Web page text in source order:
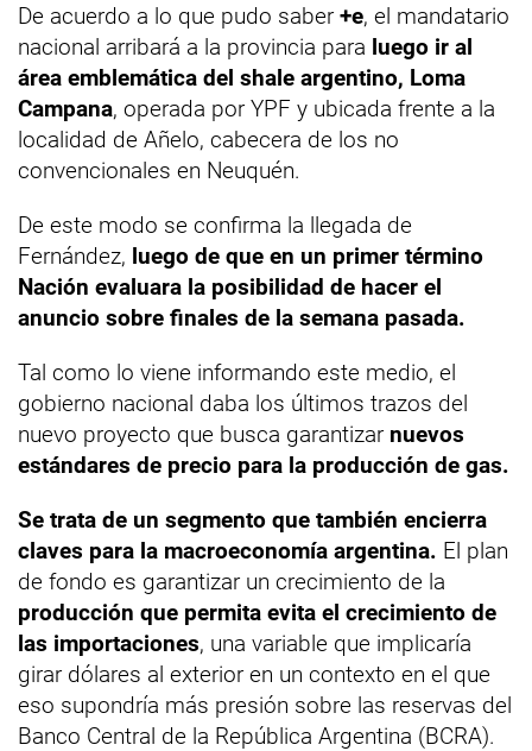
De acuerdo a lo que pudo saber +e, el mandatario
nacional arribará a la provincia para luego ir al
área emblemática del shale argentino, Loma
Campana, operada por YPF y ubicada frente a la
localidad de Añelo, cabecera de los no
convencionales en Neuquén.
De este modo se confirma la llegada de
Fernández, luego de que en un primer término
Nación evaluara la posibilidad de hacer el
anuncio sobre finales de la semana pasada.
Tal como lo viene informando este medio, el
gobierno nacional daba los últimos trazos del
nuevo proyecto que busca garantizar nuevos
estándares de precio para la producción de gas.
Se trata de un segmento que también encierra
claves para la macroeconomía argentina. El plan
de fondo es garantizar un crecimiento de la
producción que permita evita el crecimiento de
las importaciones, una variable que implicaría
girar dólares al exterior en un contexto en el que
eso supondría más presión sobre las reservas del
Banco Central de la República Argentina (BCRA).